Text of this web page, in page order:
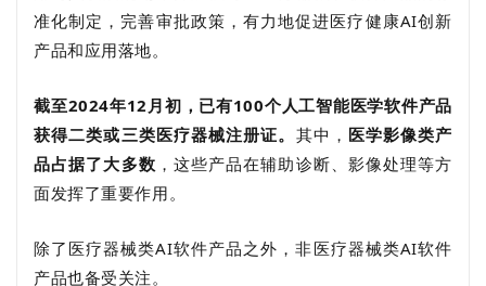
准化制定，完善审批政策，有力地促进医疗健康AI创新
产品和应用落地。
截至2024年12月初，已有100个人工智能医学软件产品
获得二类或三类医疗器械注册证。 其中， 医学影像类产
品占据了大多数 ，这些产品在辅助诊断、影像处理等方
面发挥了重要作用。
除了医疗器械类AI软件产品之外，非医疗器械类AI软件
产品也备受关注。